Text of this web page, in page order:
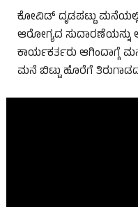
ಕೋವಿಡ್ ದೃಡಪಟ್ಟು
ಆರೋಗ್ಯದ ಸುದಾರಣೆಯನ್ನು
ಕಾರ್ಯಕರ್ತರು ಆಗಿಂದಾಗ್ಗೆ
ಮನೆ ಬಿಟ್ಟು ಹೊರೆಗೆ